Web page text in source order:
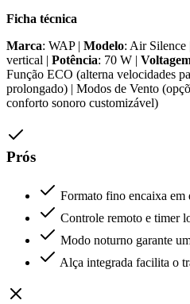
Ficha técnica
Marca: WAP | Modelo: Air Silence |
vertical | Potência: 70 W |
Função ECO (alterna velocidades
prolongado) | Modos de Vento
conforto sonoro customizável)
Prós
Formato fino encaixa em
Controle remoto e timer
Modo noturno garante
Alça integrada facilita o